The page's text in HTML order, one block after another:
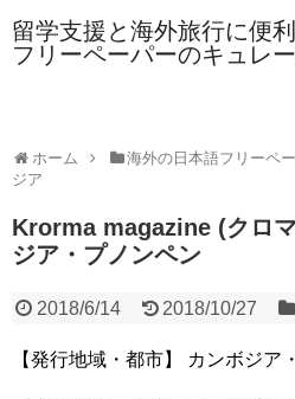
留学支援と海外旅行に便
フリーペーパーのキュレ
ホーム 海外の日本語フリーペ
ジア
Krorma magazine (クロ
ジア・プノンペン
2018/6/14 2018/10/27
【発行地域・都市】 カンボジア